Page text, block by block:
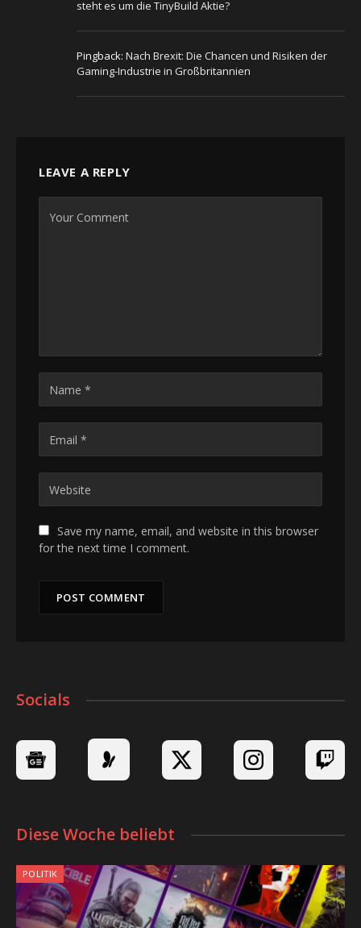
steht es um die TinyBuild Aktie?
Pingback: Nach Brexit: Die Chancen und Risiken der
Gaming-Industrie in Großbritannien
LEAVE A REPLY
Save my name, email, and website in this browser
for the next time I comment.
Socials
Diese Woche beliebt
POLITIK